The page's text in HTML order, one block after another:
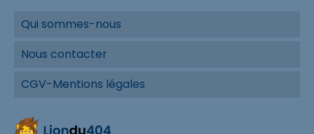
Qui sommes-nous
Nous contacter
CGV-Mentions légales